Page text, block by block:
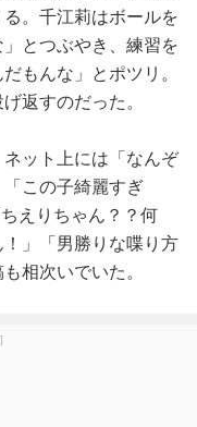
。千江莉はボールを
とつぶやき、練習を
もんな」とポツリ。
返すのだった。
ット上には「なんぞ
この子綺麗すぎ
えりちゃん？？何
」「男勝りな喋り方
相次いでいた。